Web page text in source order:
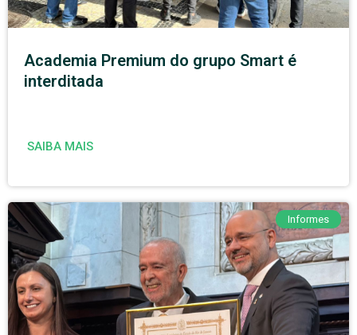
Academia Premium do grupo Smart é
interditada
SAIBA MAIS
Informes